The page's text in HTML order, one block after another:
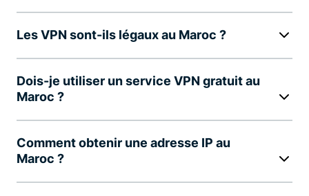
Les VPN sont-ils légaux au Maroc ?
Dois-je utiliser un service VPN gratuit au
Maroc ?
Comment obtenir une adresse IP au
Maroc ?